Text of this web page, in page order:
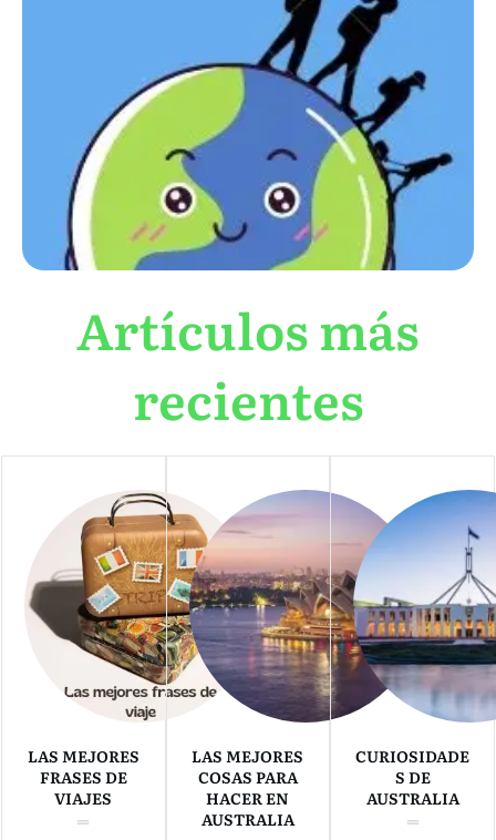
Artículos más
recientes
LAS MEJORES
FRASES DE
VIAJES
LAS MEJORES
COSAS PARA
HACER EN
AUSTRALIA
CURIOSIDADE
S DE
AUSTRALIA